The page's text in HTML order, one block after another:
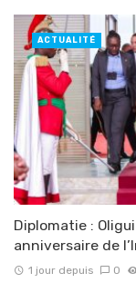
Diplomatie :
anniversaire de
1 jour depuis 0
ACTUALITÉ